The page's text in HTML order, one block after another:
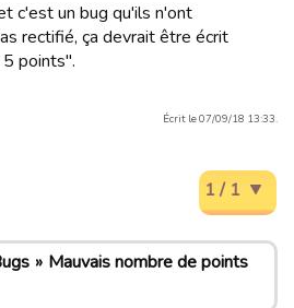
c'est un bug qu'ils n'ont
rectifié, ça devrait être écrit
points".
Écrit le 07/09/18 13:33.
1 / 1
Mauvais nombre de points